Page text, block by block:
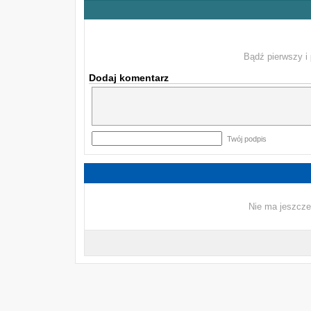
Bądź pierwszy i
Dodaj komentarz
Twój podpis
Nie ma